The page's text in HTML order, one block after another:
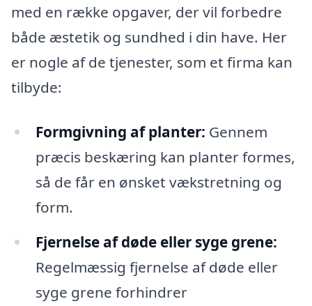
med en række opgaver, der vil forbedre
både æstetik og sundhed i din have. Her
er nogle af de tjenester, som et firma kan
tilbyde:
Formgivning af planter: Gennem
præcis beskæring kan planter formes,
så de får en ønsket vækstretning og
form.
Fjernelse af døde eller syge grene:
Regelmæssig fjernelse af døde eller
syge grene forhindrer